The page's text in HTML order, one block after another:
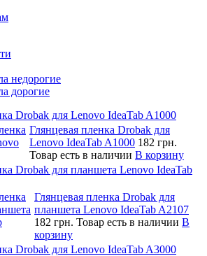
недорогие
дорогие
Drobak для Lenovo IdeaTab A1000
Глянцевая пленка Drobak для
Lenovo IdeaTab A1000 182 грн.
Товар есть в наличии В корзину
Drobak для планшета Lenovo IdeaTab
Глянцевая пленка Drobak для
планшета Lenovo IdeaTab A2107
182 грн. Товар есть в наличии В
корзину
Drobak для Lenovo IdeaTab A3000